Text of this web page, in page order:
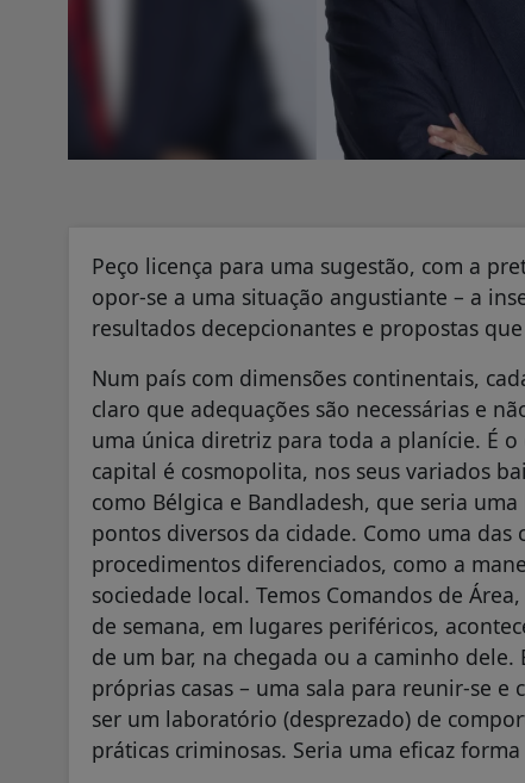
Peço licença para uma sugestão, com a
opor-se a uma situação angustiante – a
resultados decepcionantes e propostas
Num país com dimensões continentais,
claro que adequações são necessárias e
uma única diretriz para toda a planície. É
capital é cosmopolita, nos seus variados
como Bélgica e Bandladesh, que seria
pontos diversos da cidade. Como uma
procedimentos diferenciados, como a
sociedade local. Temos Comandos de
de semana, em lugares periféricos,
de um bar, na chegada ou a caminho dele.
próprias casas – uma sala para reunir-se e
ser um laboratório (desprezado) de
práticas criminosas. Seria uma eficaz